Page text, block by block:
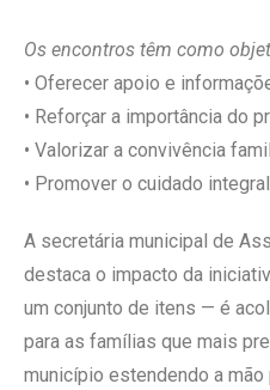
Os encontros têm como
• Oferecer apoio e
• Reforçar a importância do
• Valorizar a convivência
• Promover o cuidado
A secretária municipal de
destaca o impacto da
um conjunto de itens — é
para as famílias que mais
município estendendo a mão